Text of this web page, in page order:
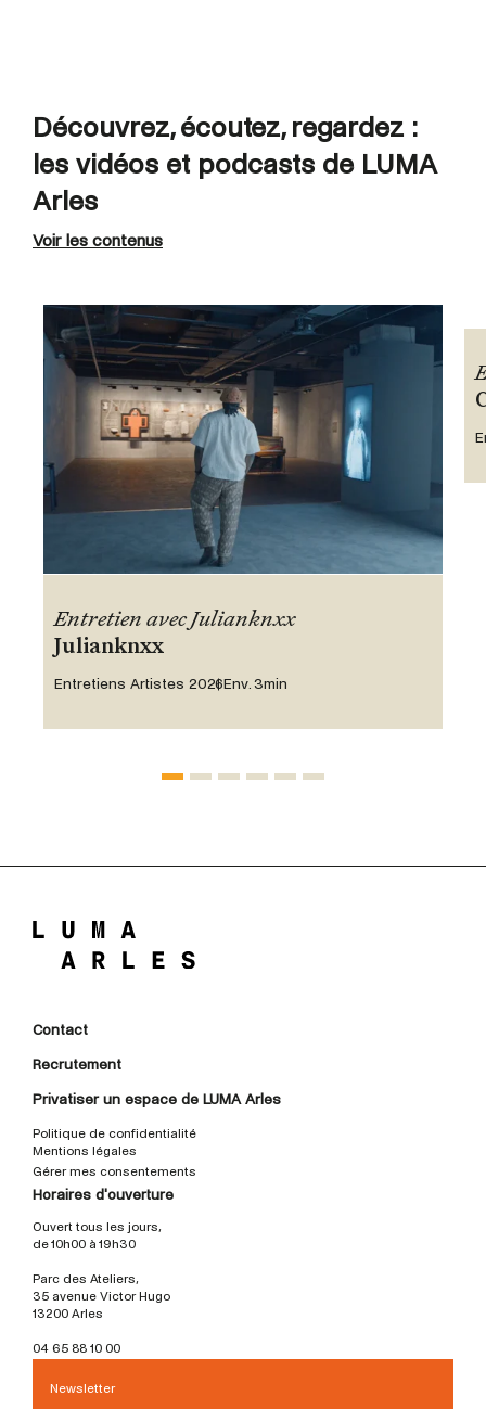
Découvrez, écoutez, regardez :
les vidéos et podcasts de LUMA
Arles
Voir les contenus
Entretien avec Julianknxx
Julianknxx
Entretiens Artistes 2026Env. 3min
Contact
Recrutement
Privatiser un espace de LUMA Arles
Politique de confidentialité
Mentions légales
Gérer mes consentements
Horaires d'ouverture
Ouvert tous les jours,
de 10h00 à 19h30
Parc des Ateliers,
35 avenue Victor Hugo
13200 Arles
04 65 88 10 00
Newsletter